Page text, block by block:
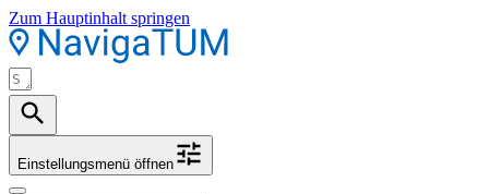
Zum Hauptinhalt springen
Einstellungsmenü öffnen